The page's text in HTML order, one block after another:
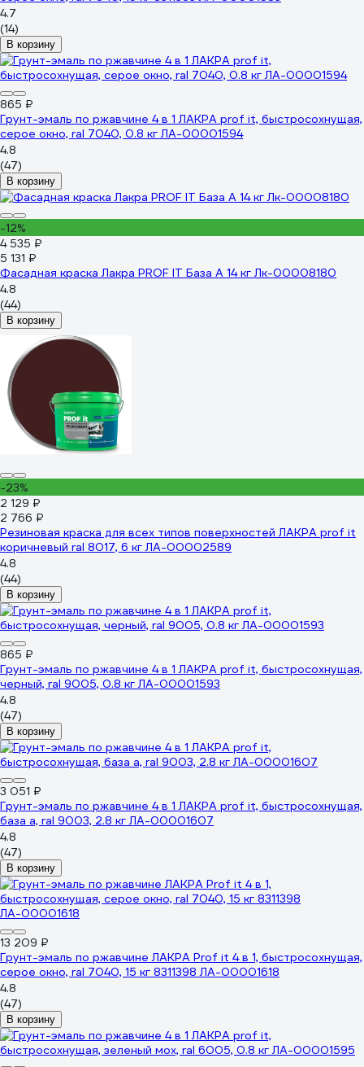
4.7
(14)
В корзину
865 ₽
Грунт-эмаль по ржавчине 4 в 1 ЛАКРА prof it, быстросохнущая,
серое окно, ral 7040, 0.8 кг ЛА-00001594
4.8
(47)
В корзину
-12%
4 535 ₽
5 131 ₽
Фасадная краска Лакра PROF IT База А 14 кг Лк-00008180
4.8
(44)
В корзину
-23%
2 129 ₽
2 766 ₽
Резиновая краска для всех типов поверхностей ЛАКРА prof it
коричневый ral 8017, 6 кг ЛА-00002589
4.8
(44)
В корзину
865 ₽
Грунт-эмаль по ржавчине 4 в 1 ЛАКРА prof it, быстросохнущая,
черный, ral 9005, 0.8 кг ЛА-00001593
4.8
(47)
В корзину
3 051 ₽
Грунт-эмаль по ржавчине 4 в 1 ЛАКРА prof it, быстросохнущая,
база а, ral 9003, 2.8 кг ЛА-00001607
4.8
(47)
В корзину
13 209 ₽
Грунт-эмаль по ржавчине ЛАКРА Prof it 4 в 1, быстросохнущая,
серое окно, ral 7040, 15 кг 8311398 ЛА-00001618
4.8
(47)
В корзину